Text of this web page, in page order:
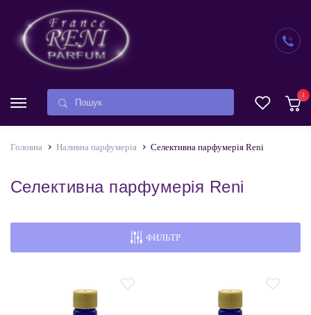
1
Головна Наливна парфумерія Селективна парфумерія Reni
Селективна парфумерія Reni
ФИЛЬТР